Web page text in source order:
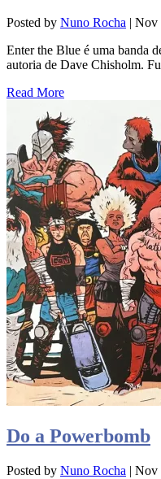
Posted by Nuno Rocha | Nov
Enter the Blue é uma banda
autoria de Dave Chisholm.
Read More
Do a Powerbomb
Posted by Nuno Rocha | Nov